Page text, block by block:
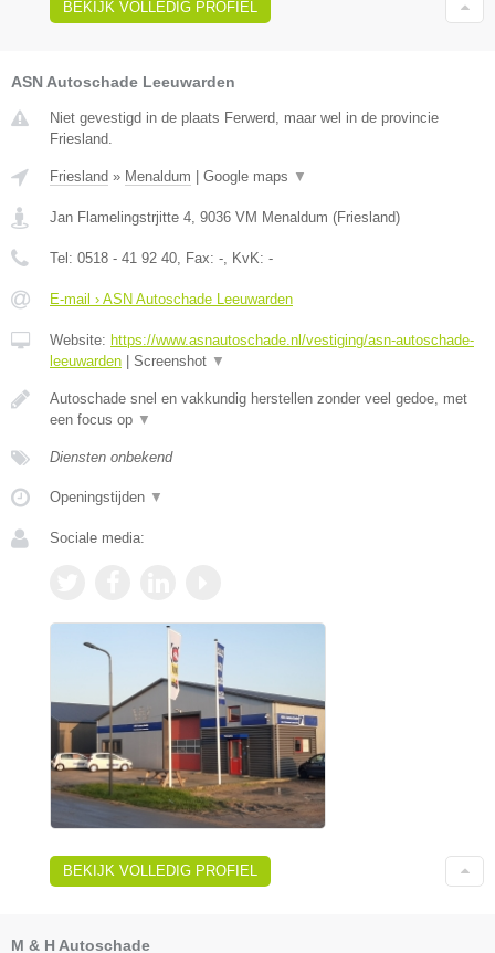
BEKIJK VOLLEDIG PROFIEL
ASN Autoschade Leeuwarden
Niet gevestigd in de plaats Ferwerd, maar wel in de provincie
Friesland.
Friesland » Menaldum Google maps ▼
Jan Flamelingstrjitte 4 9036 VM Menaldum (Friesland)
Tel: 0518 - 41 92 40 , Fax: - , KvK: -
E-mail › ASN Autoschade Leeuwarden
Website: https://www.asnautoschade.nl/vestiging/asn-autoschade-
leeuwarden
Screenshot ▼
Autoschade snel en vakkundig herstellen zonder veel gedoe, met
een focus op ▼
Diensten onbekend
Openingstijden ▼
Sociale media:
BEKIJK VOLLEDIG PROFIEL
M & H Autoschade